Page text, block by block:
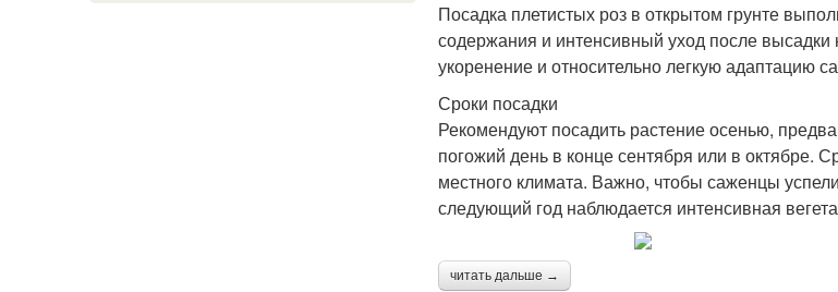
Посадка плетистых роз в открытом грунте
содержания и интенсивный уход после
укоренение и относительно легкую адаптацию
Сроки посадки
Рекомендуют посадить растение осенью,
погожий день в конце сентября или в октябре.
местного климата. Важно, чтобы саженцы
следующий год наблюдается интенсивная
читать дальше →